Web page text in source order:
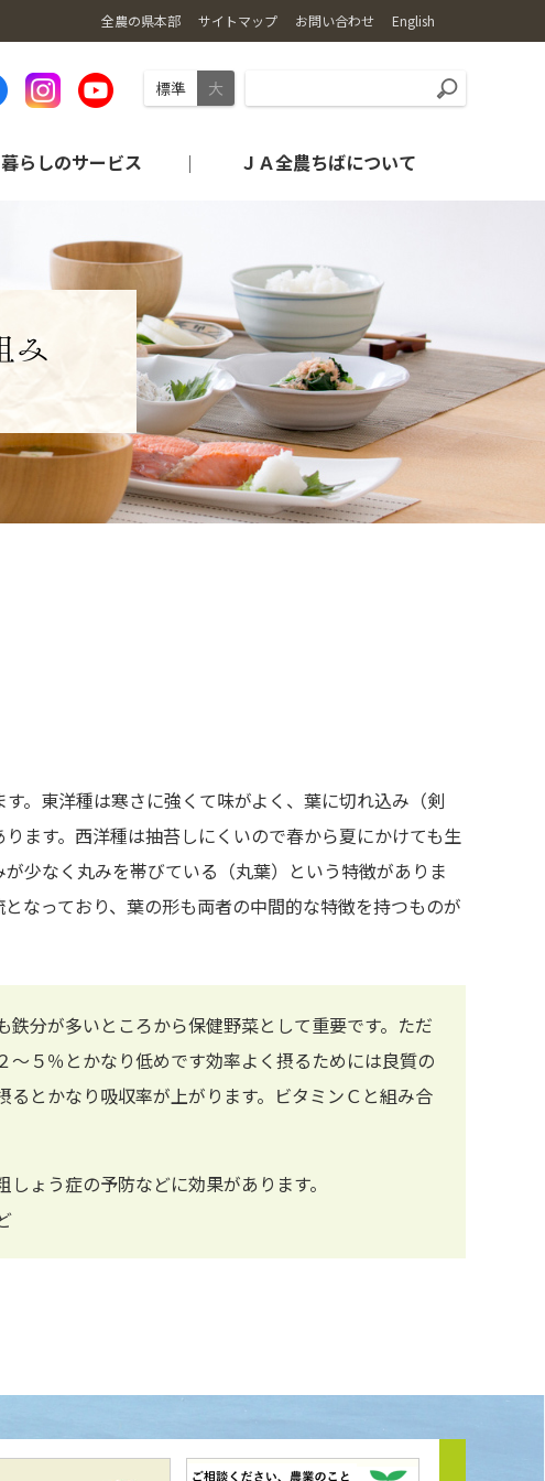
全農の県本部 サイトマップ お問い合わせ English
標準 大
暮らしのサービス ＪＡ全農ちばについて
旬・レシピの紹介
産地から探す
農業機械情報
コンプライアンス
。東洋種は寒さに強くて味がよく、葉に切れ込み（剣
ます。西洋種は抽苔しにくいので春から夏にかけても生
少なく丸みを帯びている（丸葉）という特徴がありま
なっており、葉の形も両者の中間的な特徴を持つものが
鉄分が多いところから保健野菜として重要です。ただ
～５％とかなり低めです効率よく摂るためには良質の
るとかなり吸収率が上がります。ビタミンＣと組み合
ょう症の予防などに効果があります。